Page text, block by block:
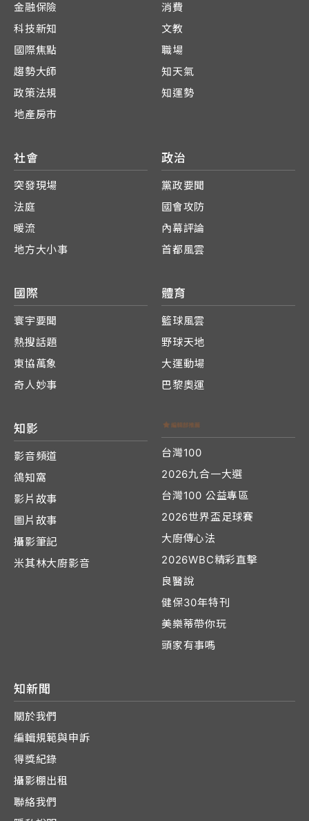
金融保險
科技新知
國際焦點
趨勢大師
政策法規
地產房市
消費
文教
職場
知天氣
知運勢
社會
突發現場
法庭
暖流
地方大小事
政治
黨政要聞
國會攻防
內幕評論
首都風雲
國際
寰宇要聞
熱搜話題
東協萬象
奇人妙事
體育
籃球風雲
野球天地
大運動場
巴黎奧運
知影
影音頻道
鴿知窩
影片故事
圖片故事
攝影筆記
米其林大廚影音
台灣100
2026九合一大選
台灣100 公益專區
2026世界盃足球賽
大廚傳心法
2026WBC精彩直擊
良醫說
健保30年特刊
美樂蒂帶你玩
頭家有事嗎
知新聞
關於我們
編輯規範與申訴
得獎紀錄
攝影棚出租
聯絡我們